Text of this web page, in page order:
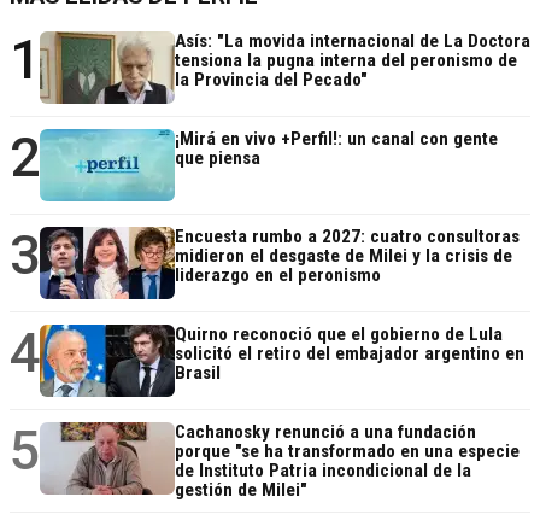
1
Asís: "La movida internacional de La Doctora
tensiona la pugna interna del peronismo de
la Provincia del Pecado"
2
¡Mirá en vivo +Perfil!: un canal con gente
que piensa
3
Encuesta rumbo a 2027: cuatro consultoras
midieron el desgaste de Milei y la crisis de
liderazgo en el peronismo
4
Quirno reconoció que el gobierno de Lula
solicitó el retiro del embajador argentino en
Brasil
5
Cachanosky renunció a una fundación
porque "se ha transformado en una especie
de Instituto Patria incondicional de la
gestión de Milei"